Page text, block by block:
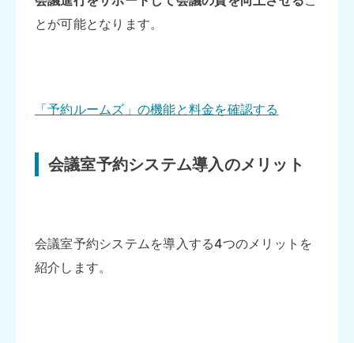
とが可能となります。
「予約ルームズ」の機能と料金を確認する
会議室予約システム導入のメリット
会議室予約システムを導入する4つのメリットを
紹介します。